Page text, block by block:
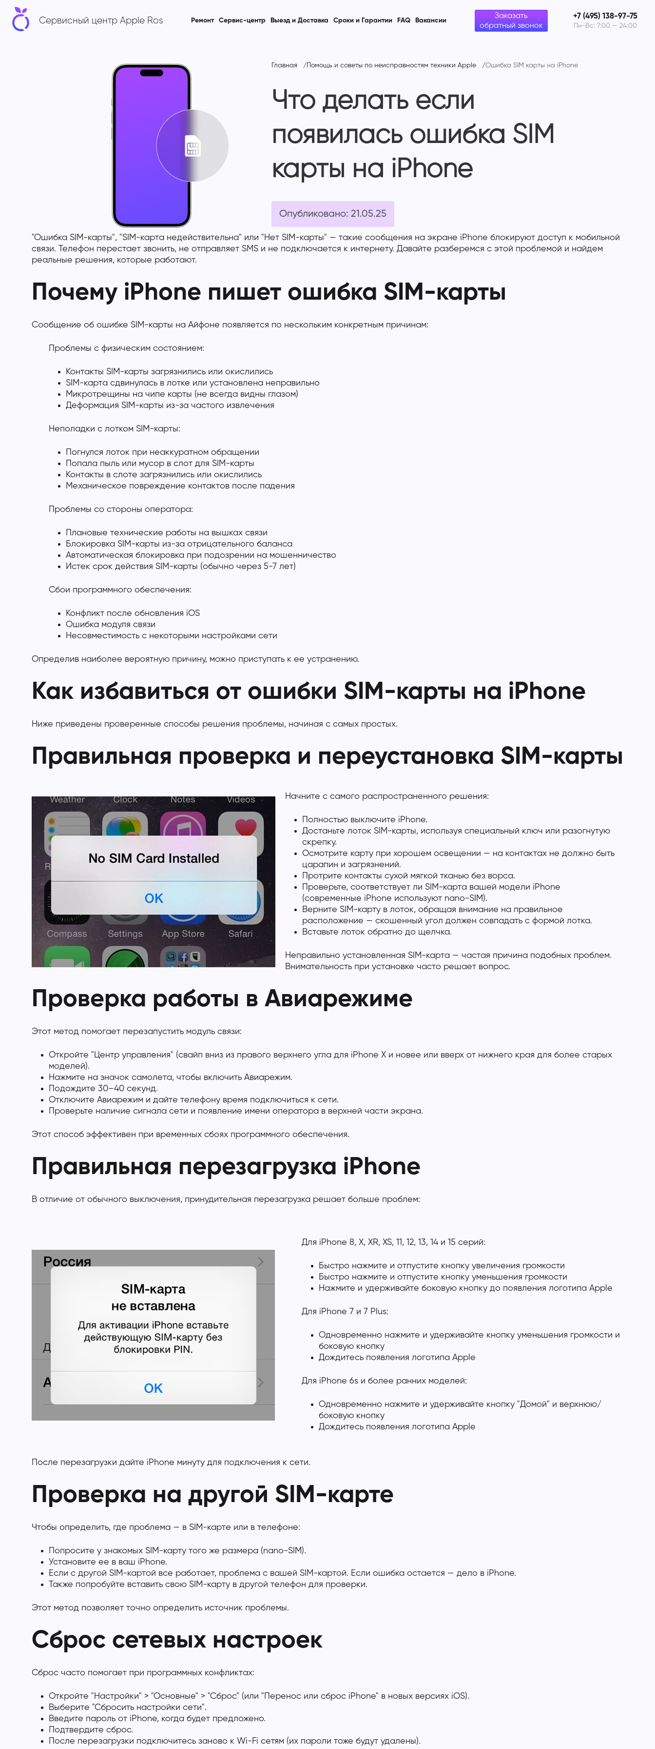
Сервисный центр Apple Ros Ремонт Сервис-центр Выезд и Доставка Сроки и Гарантии FAQ Вакансии
Заказать
обратный звонок
+7 (495) 138-97-75
Пн-Вс: 7:00 — 24:00
Главная Помощь и советы по неисправностям техники Apple Ошибка SIM карты на iPhone
Что делать если
появилась ошибка SIM
карты на iPhone
Опубликовано: 21.05.25
"Ошибка SIM-карты", "SIM-карта недействительна" или "Нет SIM-карты" — такие сообщения на экране iPhone блокируют доступ к мобильной
связи. Телефон перестает звонить, не отправляет SMS и не подключается к интернету. Давайте разберемся с этой проблемой и найдем
реальные решения, которые работают.
Почему iPhone пишет ошибка SIM-карты
Сообщение об ошибке SIM-карты на Айфоне появляется по нескольким конкретным причинам:
Проблемы с физическим состоянием:
Контакты SIM-карты загрязнились или окислились
SIM-карта сдвинулась в лотке или установлена неправильно
Микротрещины на чипе карты (не всегда видны глазом)
Деформация SIM-карты из-за частого извлечения
Неполадки с лотком SIM-карты:
Погнулся лоток при неаккуратном обращении
Попала пыль или мусор в слот для SIM-карты
Контакты в слоте загрязнились или окислились
Механическое повреждение контактов после падения
Проблемы со стороны оператора:
Плановые технические работы на вышках связи
Блокировка SIM-карты из-за отрицательного баланса
Автоматическая блокировка при подозрении на мошенничество
Истек срок действия SIM-карты (обычно через 5-7 лет)
Сбои программного обеспечения:
Конфликт после обновления iOS
Ошибка модуля связи
Несовместимость с некоторыми настройками сети
Определив наиболее вероятную причину, можно приступать к ее устранению.
Как избавиться от ошибки SIM-карты на iPhone
Ниже приведены проверенные способы решения проблемы, начиная с самых простых.
Правильная проверка и переустановка SIM-карты
Начните с самого распространенного решения:
Полностью выключите iPhone.
Достаньте лоток SIM-карты, используя специальный ключ или разогнутую
скрепку.
Осмотрите карту при хорошем освещении — на контактах не должно быть
царапин и загрязнений.
Протрите контакты сухой мягкой тканью без ворса.
Проверьте, соответствует ли SIM-карта вашей модели iPhone
(современные iPhone используют nano-SIM).
Верните SIM-карту в лоток, обращая внимание на правильное
расположение — скошенный угол должен совпадать с формой лотка.
Вставьте лоток обратно до щелчка.
Неправильно установленная SIM-карта — частая причина подобных проблем.
Внимательность при установке часто решает вопрос.
Проверка работы в Авиарежиме
Этот метод помогает перезапустить модуль связи:
Откройте "Центр управления" (свайп вниз из правого верхнего угла для iPhone X и новее или вверх от нижнего края для более старых
моделей).
Нажмите на значок самолета, чтобы включить Авиарежим.
Подождите 30–40 секунд.
Отключите Авиарежим и дайте телефону время подключиться к сети.
Проверьте наличие сигнала сети и появление имени оператора в верхней части экрана.
Этот способ эффективен при временных сбоях программного обеспечения.
Правильная перезагрузка iPhone
В отличие от обычного выключения, принудительная перезагрузка решает больше проблем:
Для iPhone 8, X, XR, XS, 11, 12, 13, 14 и 15 серий:
Быстро нажмите и отпустите кнопку увеличения громкости
Быстро нажмите и отпустите кнопку уменьшения громкости
Нажмите и удерживайте боковую кнопку до появления логотипа Apple
Для iPhone 7 и 7 Plus:
Одновременно нажмите и удерживайте кнопку уменьшения громкости и
боковую кнопку
Дождитесь появления логотипа Apple
Для iPhone 6s и более ранних моделей:
Одновременно нажмите и удерживайте кнопку "Домой" и верхнюю/
боковую кнопку
Дождитесь появления логотипа Apple
После перезагрузки дайте iPhone минуту для подключения к сети.
Проверка на другой SIM-карте
Чтобы определить, где проблема — в SIM-карте или в телефоне:
Попросите у знакомых SIM-карту того же размера (nano-SIM).
Установите ее в ваш iPhone.
Если с другой SIM-картой все работает, проблема с вашей SIM-картой. Если ошибка остается — дело в iPhone.
Также попробуйте вставить свою SIM-карту в другой телефон для проверки.
Этот метод позволяет точно определить источник проблемы.
Сброс сетевых настроек
Сброс часто помогает при программных конфликтах:
Откройте "Настройки" > "Основные" > "Сброс" (или "Перенос или сброс iPhone" в новых версиях iOS).
Выберите "Сбросить настройки сети".
Введите пароль от iPhone, когда будет предложено.
Подтвердите сброс.
После перезагрузки подключитесь заново к Wi-Fi сетям (их пароли тоже будут удалены).